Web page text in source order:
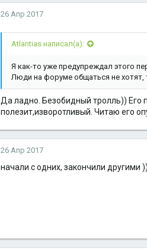
26 Апр 2017
Atlantias написал(а):
Я как-то уже предупреждал этого
Люди на форуме общаться не хотят,
Да ладно. Безобидный тролль)) Его
полезит,изворотливый. Читаю его
26 Апр 2017
начали с одних, закончили другими